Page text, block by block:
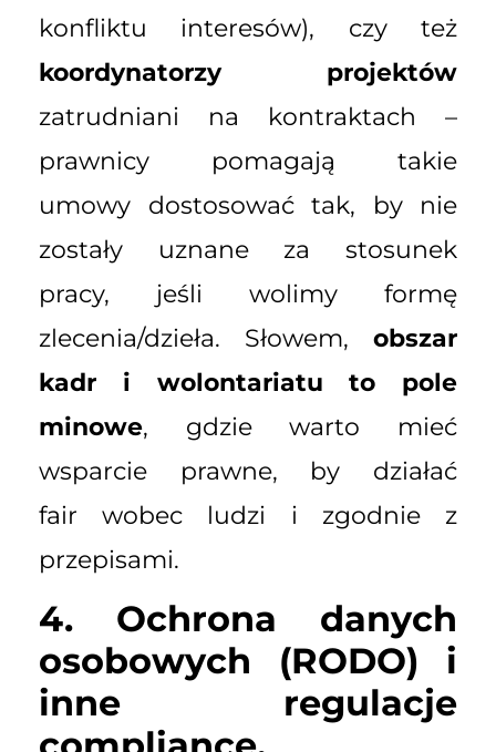
konfliktu interesów), czy też
koordynatorzy projektów
zatrudniani na kontraktach –
prawnicy pomagają takie
umowy dostosować tak, by nie
zostały uznane za stosunek
pracy, jeśli wolimy formę
zlecenia/dzieła. Słowem, obszar
kadr i wolontariatu to pole
minowe, gdzie warto mieć
wsparcie prawne, by działać
fair wobec ludzi i zgodnie z
przepisami.
4. Ochrona danych
osobowych (RODO) i
inne regulacje